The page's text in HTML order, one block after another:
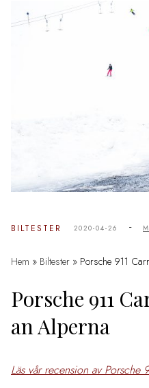
BILTESTER 2020-04-26 -
Hem » Biltester » Porsche 911
Porsche 911
an Alperna
Läs vår recension av Porsche